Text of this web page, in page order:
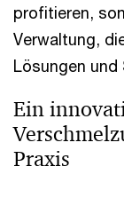
profitieren,
Verwaltung,
Lösungen und
Ein
Praxis